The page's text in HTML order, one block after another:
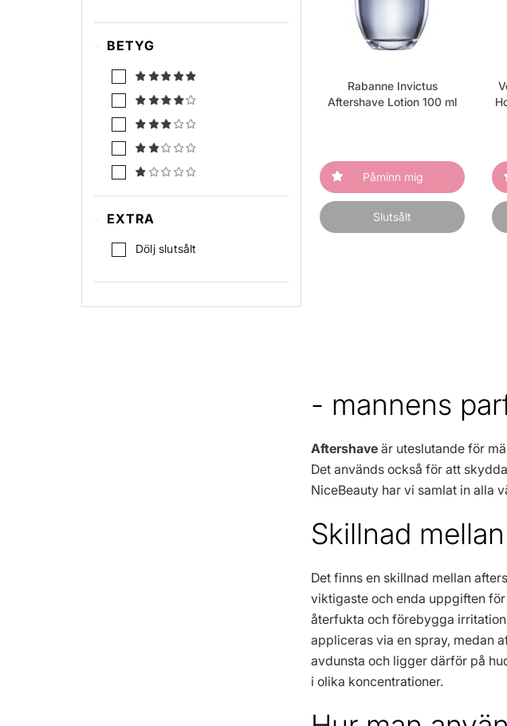
BETYG
EXTRA
Dölj slutsålt
Rabanne Invictus
Aftershave Lotion 100 ml
Påminn mig
Slutsålt
- mannens
Aftershave är uteslutande för
Det används också för att
NiceBeauty har vi samlat in alla
Skillnad
Det finns en skillnad mellan
viktigaste och enda uppgiften
återfukta och förebygga
appliceras via en spray, medan
avdunsta och ligger därför på
i olika koncentrationer.